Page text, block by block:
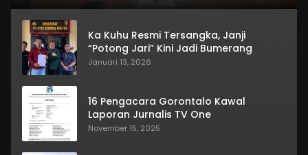
Ka Kuhu Resmi Tersangka, Janji
“Potong Jari” Kini Jadi Bumerang
Januari 13, 2026
16 Pengacara Gorontalo Kawal
Laporan Jurnalis TV One
November 15, 2025